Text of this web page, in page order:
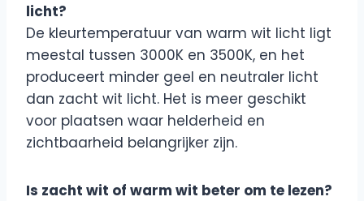
licht?
De kleurtemperatuur van warm wit licht ligt
meestal tussen 3000K en 3500K, en het
produceert minder geel en neutraler licht
dan zacht wit licht. Het is meer geschikt
voor plaatsen waar helderheid en
zichtbaarheid belangrijker zijn.
Is zacht wit of warm wit beter om te lezen?